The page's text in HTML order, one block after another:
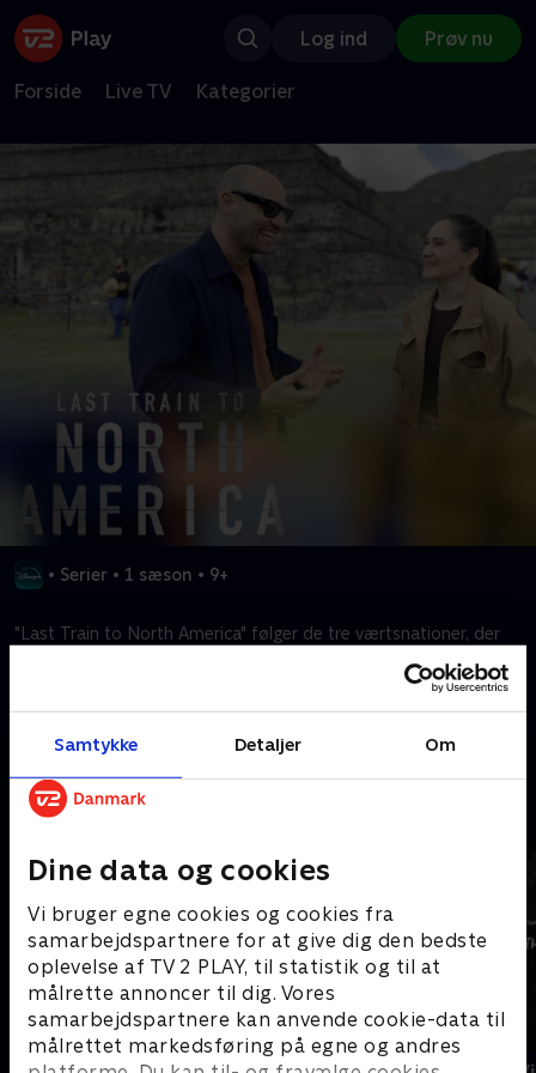
Samtykke Detaljer Om
Dine data og cookies
Vi bruger egne cookies og cookies fra
samarbejdspartnere for at give dig den bedste
oplevelse af TV 2 PLAY, til statistik og til at
målrette annoncer til dig. Vores
samarbejdspartnere kan anvende cookie-data til
målrettet markedsføring på egne og andres
Log ind Prøv nu
Forside Live TV Kategorier
• Serier • 1 sæson • 9+
"Last Train to North America" følger de tre værtsnationer, der
Mere indhold fra Disney+